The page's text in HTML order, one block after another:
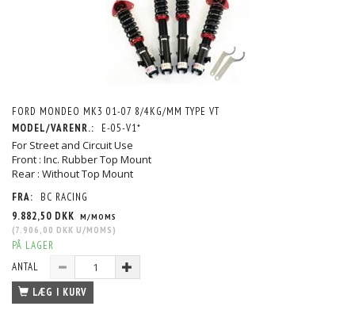
FORD MONDEO MK3 01-07 8/4KG/MM TYPE VT
MODEL/VARENR.:
E-05-V1*
For Street and Circuit Use
Front : Inc. Rubber Top Mount
Rear : Without Top Mount
FRA:
BC RACING
9.882,50 DKK M/MOMS
(7.906,00 DKK U/MOMS )
PÅ LAGER
ANTAL
LÆG I KURV